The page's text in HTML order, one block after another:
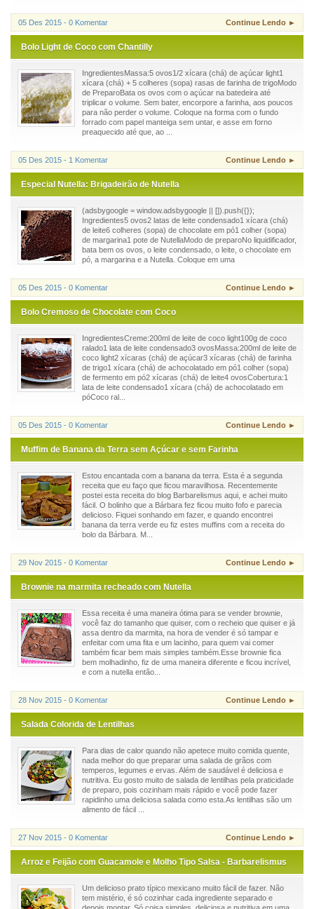
05 Des 2015 - 0 Komentar Continue Lendo ►
Bolo Light de Coco com Chantilly
IngredientesMassa:5 ovos1/2 xícara (chá) de açúcar light1
xícara (chá) + 5 colheres (sopa) rasas de farinha de trigoModo
de PreparoBata os ovos com o açúcar na batedeira até
triplicar o volume. Sem bater, encorpore a farinha, aos poucos
para não perder o volume. Coloque na forma com o fundo
forrado com papel manteiga sem untar, e asse em forno
preaquecido até que, ao ...
05 Des 2015 - 1 Komentar Continue Lendo ►
Especial Nutella: Brigadeirão de Nutella
(adsbygoogle = window.adsbygoogle || []).push({});
Ingredientes5 ovos2 latas de leite condensado1 xícara (chá)
de leite6 colheres (sopa) de chocolate em pó1 colher (sopa)
de margarina1 pote de NutellaModo de preparoNo liquidificador,
bata bem os ovos, o leite condensado, o leite, o chocolate em
pó, a margarina e a Nutella. Coloque em uma
05 Des 2015 - 0 Komentar Continue Lendo ►
Bolo Cremoso de Chocolate com Coco
IngredientesCreme:200ml de leite de coco light100g de coco
ralado1 lata de leite condensado3 ovosMassa:200ml de leite de
coco light2 xícaras (chá) de açúcar3 xícaras (chá) de farinha
de trigo1 xícara (chá) de achocolatado em pó1 colher (sopa)
de fermento em pó2 xícaras (chá) de leite4 ovosCobertura:1
lata de leite condensado1 xícara (chá) de achocolatado em
póCoco ral...
05 Des 2015 - 0 Komentar Continue Lendo ►
Muffim de Banana da Terra sem Açúcar e sem Farinha
Estou encantada com a banana da terra. Esta é a segunda
receita que eu faço que ficou maravilhosa. Recentemente
postei esta receita do blog Barbarelismus aqui, e achei muito
fácil. O bolinho que a Bárbara fez ficou muito fofo e parecia
delicioso. Fiquei sonhando em fazer, e quando encontrei
banana da terra verde eu fiz estes muffins com a receita do
bolo da Bárbara. M...
29 Nov 2015 - 0 Komentar Continue Lendo ►
Brownie na marmita recheado com Nutella
Essa receita é uma maneira ótima para se vender brownie,
você faz do tamanho que quiser, com o recheio que quiser e já
assa dentro da marmita, na hora de vender é só tampar e
enfeitar com uma fita e um lacinho, para quem vai comer
também ficar bem mais simples também.Esse brownie fica
bem molhadinho, fiz de uma maneira diferente e ficou incrível,
e com a nutella então...
28 Nov 2015 - 0 Komentar Continue Lendo ►
Salada Colorida de Lentilhas
Para dias de calor quando não apetece muito comida quente,
nada melhor do que preparar uma salada de grãos com
temperos, legumes e ervas. Além de saudável é deliciosa e
nutritiva. Eu gosto muito de salada de lentilhas pela praticidade
de preparo, pois cozinham mais rápido e você pode fazer
rapidinho uma deliciosa salada como esta.As lentilhas são um
alimento de fácil ...
27 Nov 2015 - 0 Komentar Continue Lendo ►
Arroz e Feijão com Guacamole e Molho Tipo Salsa - Barbarelismus
Um delicioso prato típico mexicano muito fácil de fazer. Não
tem mistério, é só cozinhar cada ingrediente separado e